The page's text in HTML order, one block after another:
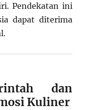
Pendekatan ini
dapat diterima
dan
Kuliner